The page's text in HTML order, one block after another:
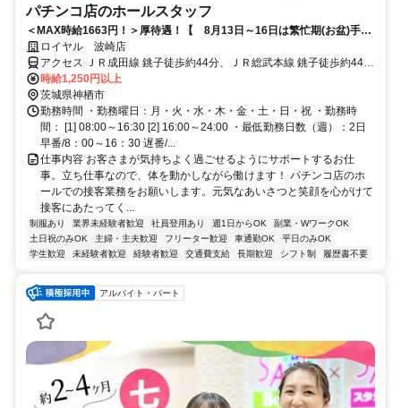
パチンコ店のホールスタッフ
＜MAX時給1663円！＞厚待遇！【 8月13日～16日は繁忙期(お盆)手当
支給！いまからでも間に合う！時給＋αで稼いじゃおう♪ ※勤務条件
有 】★ダントツの社員登用率★安定◎待遇バッチリ！パチンコ店のホ
ールスタッフ ★早番のみ・遅番のみ勤務可能！Wワークも可★学生
(専・短大・大学生)歓迎！シフトもご相談くださいね！
ロイヤル 波崎店
アクセス ＪＲ成田線 銚子徒歩約44分、ＪＲ総武本線 銚子徒歩約44
分、銚子電気鉄道 銚子徒歩約44分
時給1,250円以上
茨城県神栖市
勤務時間 ・勤務曜日：月・火・水・木・金・土・日・祝 ・勤務時
間： [1] 08:00～16:30 [2] 16:00～24:00 ・最低勤務日数（週）：2日
早番/8：00～16：30 遅番/...
仕事内容 お客さまが気持ちよく過ごせるようにサポートするお仕
事。立ち仕事なので、体を動かしながら働けます！ パチンコ店のホ
ールでの接客業務をお願いします。元気なあいさつと笑顔を心がけて
接客にあたってく...
制服あり 業界未経験者歓迎 社員登用あり 週1日からOK
副業・WワークOK
土日祝のみOK
主婦・主夫歓迎 フリーター歓迎 車通勤OK
平日のみOK
学生歓迎
未経験者歓迎 経験者歓迎 交通費支給 長期歓迎 シフト制 履歴書不要
アルバイト・パート